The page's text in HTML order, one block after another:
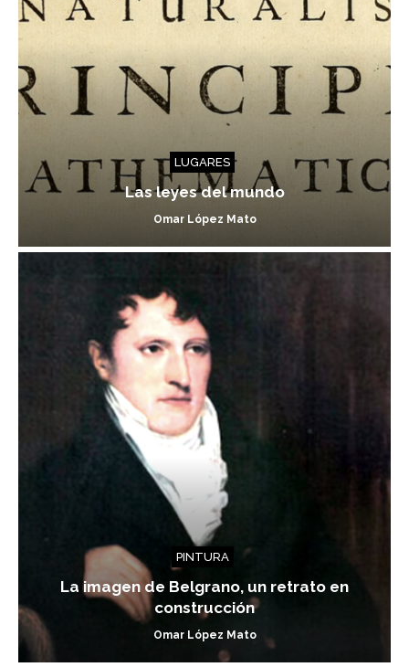
LUGARES
Las leyes del mundo
Omar López Mato
PINTURA
La imagen de Belgrano, un retrato en
construcción
Omar López Mato